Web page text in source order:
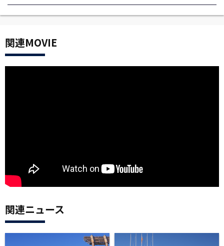
関連MOVIE
関連ニュース